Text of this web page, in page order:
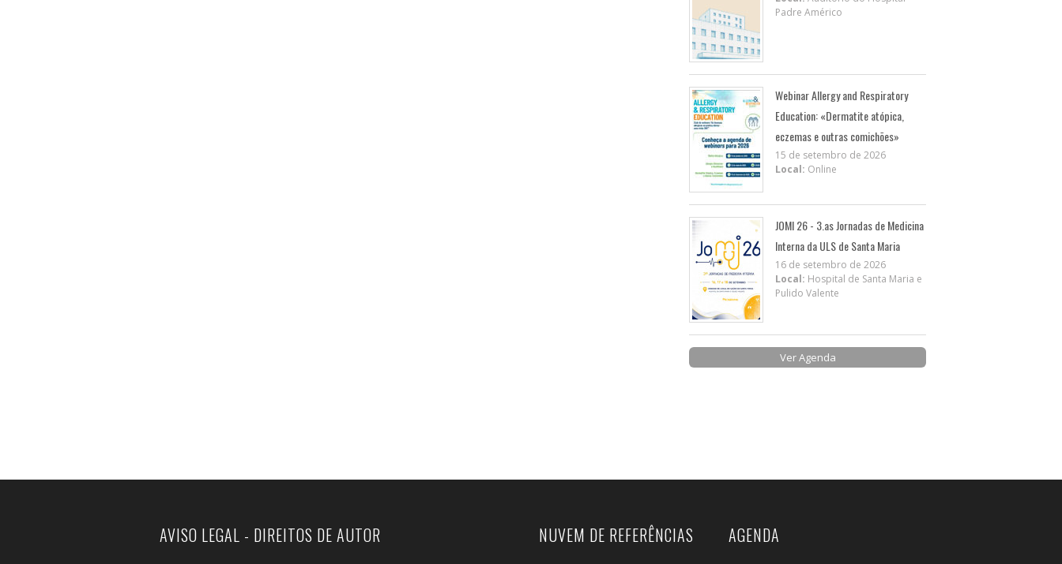
Padre Américo
Webinar Allergy and Respiratory
Education: «Dermatite atópica,
eczemas e outras comichões»
15 de setembro de 2026
Local: Online
JOMI 26 - 3.as Jornadas de Medicina
Interna da ULS de Santa Maria
16 de setembro de 2026
Local: Hospital de Santa Maria e
Pulido Valente
Ver Agenda
AVISO LEGAL - DIREITOS DE AUTOR NUVEM DE REFERÊNCIAS AGENDA